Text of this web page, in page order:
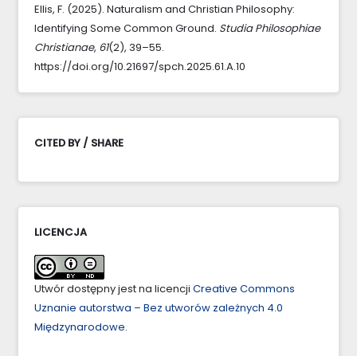
Ellis, F. (2025). Naturalism and Christian Philosophy:
Identifying Some Common Ground. Studia Philosophiae
Christianae, 61(2), 39–55.
https://doi.org/10.21697/spch.2025.61.A.10
CITED BY / SHARE
LICENCJA
Utwór dostępny jest na licencji Creative Commons
Uznanie autorstwa – Bez utworów zależnych 4.0
Międzynarodowe.